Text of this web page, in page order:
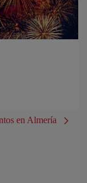
en Almería